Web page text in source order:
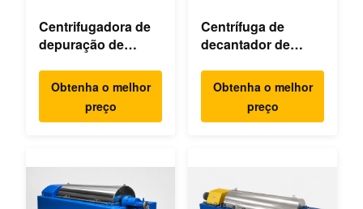
Centrifugadora de
depuração de
Obtenha o melhor
preço
Centrífuga de
decantador de
de palma
Obtenha o melhor
preço